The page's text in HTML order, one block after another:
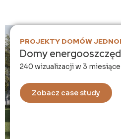
PROJEKTY DOMÓW
Domy
240 wizualizacji w 3 miesiące
Zobacz case study